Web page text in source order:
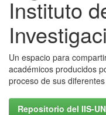
Instituto
Un espacio para
académicos producidos
proceso de sus
Repositorio del IIS-